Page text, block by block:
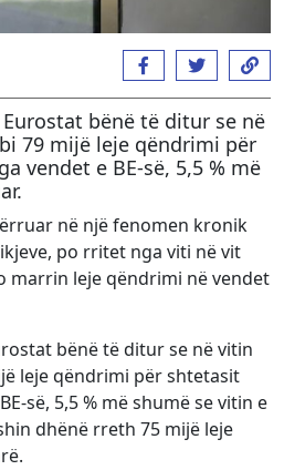
bënë të ditur se në
79 mijë leje qëndrimi për
vendet e BE-së, 5,5 % më
në një fenomen kronik
po rritet nga viti në vit
marrin leje qëndrimi në vendet
bënë të ditur se në vitin
leje qëndrimi për shtetasit
së, 5,5 % më shumë se vitin e
dhënë rreth 75 mijë leje